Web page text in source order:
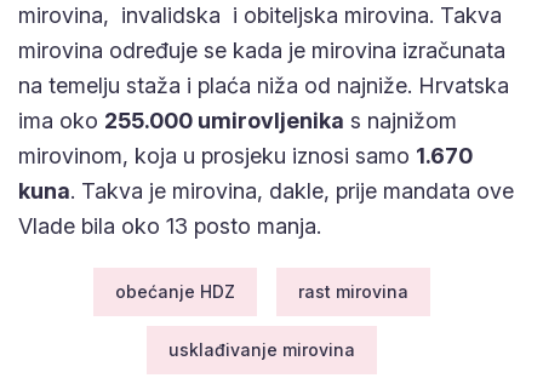
mirovina, invalidska i obiteljska mirovina. Takva
mirovina određuje se kada je mirovina izračunata
na temelju staža i plaća niža od najniže. Hrvatska
ima oko 255.000 umirovljenika s najnižom
mirovinom, koja u prosjeku iznosi samo 1.670
kuna. Takva je mirovina, dakle, prije mandata ove
Vlade bila oko 13 posto manja.
obećanje HDZ rast mirovina
usklađivanje mirovina